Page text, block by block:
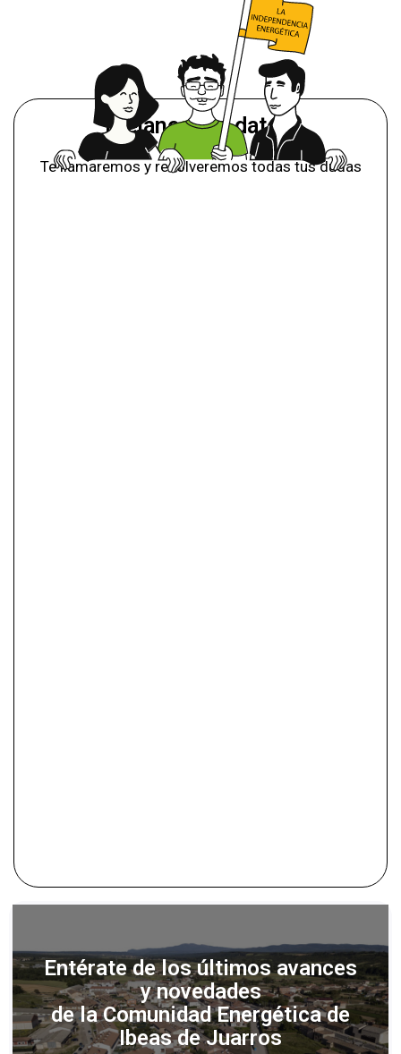
¡Déjanos tus datos!
Te llamaremos y resolveremos todas tus dudas
Entérate de los últimos avances
y novedades
de la Comunidad Energética de
Ibeas de Juarros